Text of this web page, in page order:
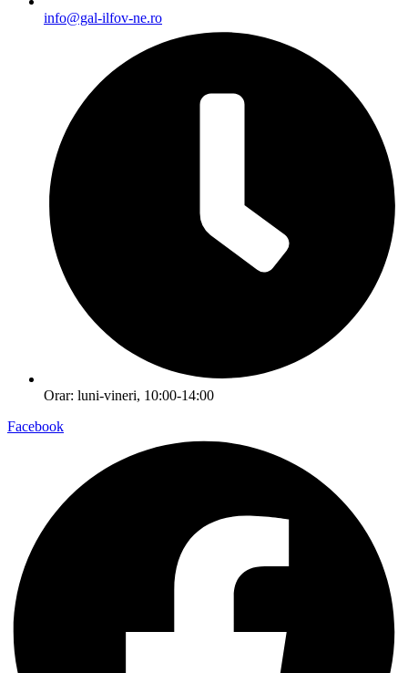
info@gal-ilfov-ne.ro
Orar: luni-vineri, 10:00-14:00
Facebook